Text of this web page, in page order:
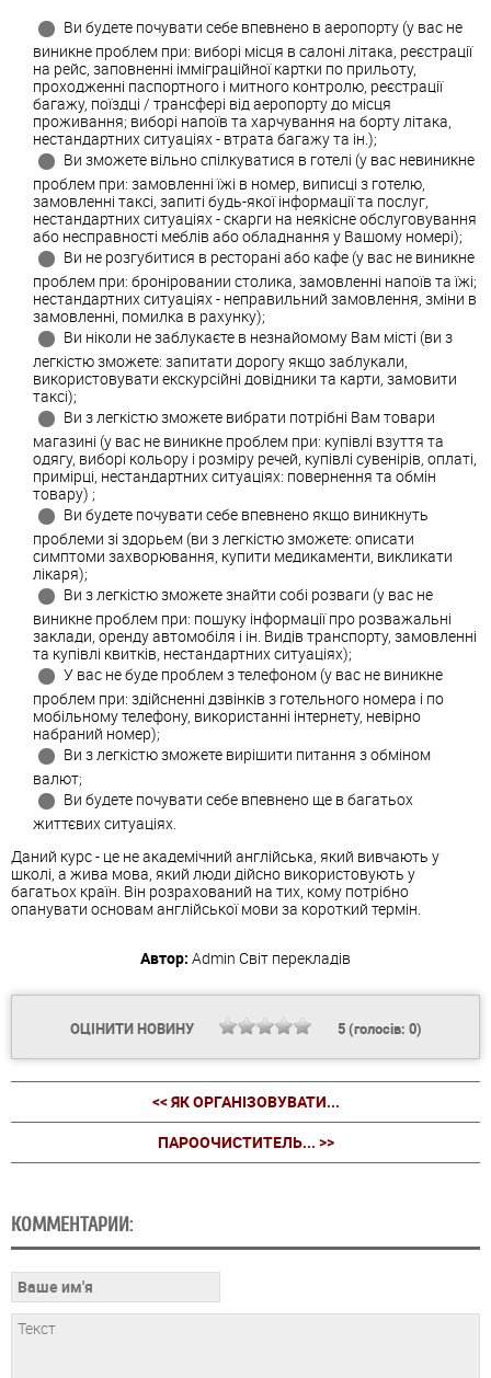
Ви будете почувати себе впевнено в аеропорту (у вас не
виникне проблем при: виборі місця в салоні літака, реєстрації
на рейс, заповненні імміграційної картки по прильоту,
проходженні паспортного і митного контролю, реєстрації
багажу, поїздці / трансфері від аеропорту до місця
проживання; виборі напоїв та харчування на борту літака,
нестандартних ситуаціях - втрата багажу та ін.);
Ви зможете вільно спілкуватися в готелі (у вас невиникне
проблем при: замовленні їжі в номер, виписці з готелю,
замовленні таксі, запиті будь-якої інформації та послуг,
нестандартних ситуаціях - скарги на неякісне обслуговування
або несправності меблів або обладнання у Вашому номері);
Ви не розгубитися в ресторані або кафе (у вас не виникне
проблем при: броніровании столика, замовленні напоїв та їжі;
нестандартних ситуаціях - неправильний замовлення, зміни в
замовленні, помилка в рахунку);
Ви ніколи не заблукаєте в незнайомому Вам місті (ви з
легкістю зможете: запитати дорогу якщо заблукали,
використовувати екскурсійні довідники та карти, замовити
таксі);
Ви з легкістю зможете вибрати потрібні Вам товари
магазині (у вас не виникне проблем при: купівлі взуття та
одягу, виборі кольору і розміру речей, купівлі сувенірів, оплаті,
примірці, нестандартних ситуаціях: повернення та обмін
товару) ;
Ви будете почувати себе впевнено якщо виникнуть
проблеми зі здорьем (ви з легкістю зможете: описати
симптоми захворювання, купити медикаменти, викликати
лікаря);
Ви з легкістю зможете знайти собі розваги (у вас не
виникне проблем при: пошуку інформації про розважальні
заклади, оренду автомобіля і ін. Видів транспорту, замовленні
та купівлі квитків, нестандартних ситуаціях);
У вас не буде проблем з телефоном (у вас не виникне
проблем при: здійсненні дзвінків з готельного номера і по
мобільному телефону, використанні інтернету, невірно
набраний номер);
Ви з легкістю зможете вирішити питання з обміном
валют;
Ви будете почувати себе впевнено ще в багатьох
життєвих ситуаціях.
Даний курс - це не академічний англійська, який вивчають у
школі, а жива мова, який люди дійсно використовують у
багатьох країн. Він розрахований на тих, кому потрібно
опанувати основам англійської мови за короткий термін.
Автор: Admin Світ перекладів
ОЦІНИТИ НОВИНУ 5(голосів: 0)
<< ЯК ОРГАНІЗОВУВАТИ...
ПАРООЧИСТИТЕЛЬ... >>
КОММЕНТАРИИ: